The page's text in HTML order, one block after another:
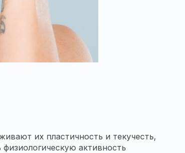
их пластичность и текучесть,
активность